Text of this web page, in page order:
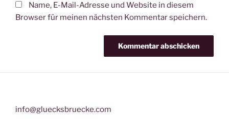
Name, E-Mail-Adresse und Website in diesem
Browser für meinen nächsten Kommentar speichern.
info@gluecksbruecke.com